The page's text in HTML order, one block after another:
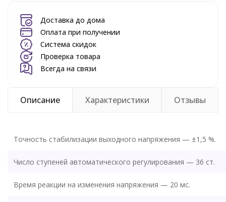
Доставка до дома
Оплата при получении
Система скидок
Проверка товара
Всегда на связи
Описание Характеристики Отзывы
Точность стабилизации выходного напряжения — ±1,5 %.
Число ступеней автоматического регулирования — 36 ст.
Время реакции на изменения напряжения — 20 мс.